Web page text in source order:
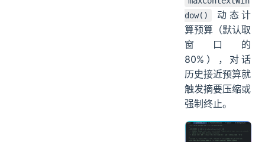
dow()
动态计
算预算（默认取
窗口的
80%），对话
历史接近预算就
触发摘要压缩或
强制终止。